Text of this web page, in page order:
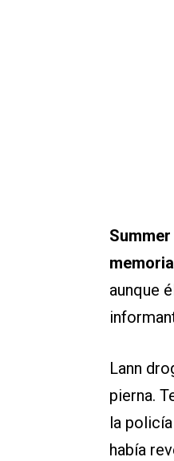
aunque
Lann
pierna.
la
había